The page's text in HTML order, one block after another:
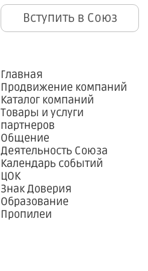
Вступить в Союз
Главная
Продвижение компаний
Каталог компаний
Товары и услуги
партнеров
Общение
Деятельность Союза
Календарь событий
ЦОК
Знак Доверия
Образование
Пропилеи